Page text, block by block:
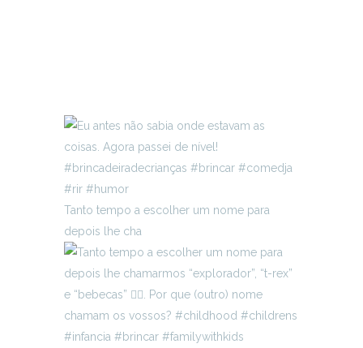
Tanto tempo a escolher um nome para
depois lhe cha